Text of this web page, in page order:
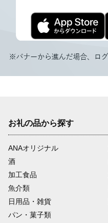
お礼の品から探す
ANAオリジナル
酒
加工食品
魚介類
日用品・雑貨
パン・菓子類